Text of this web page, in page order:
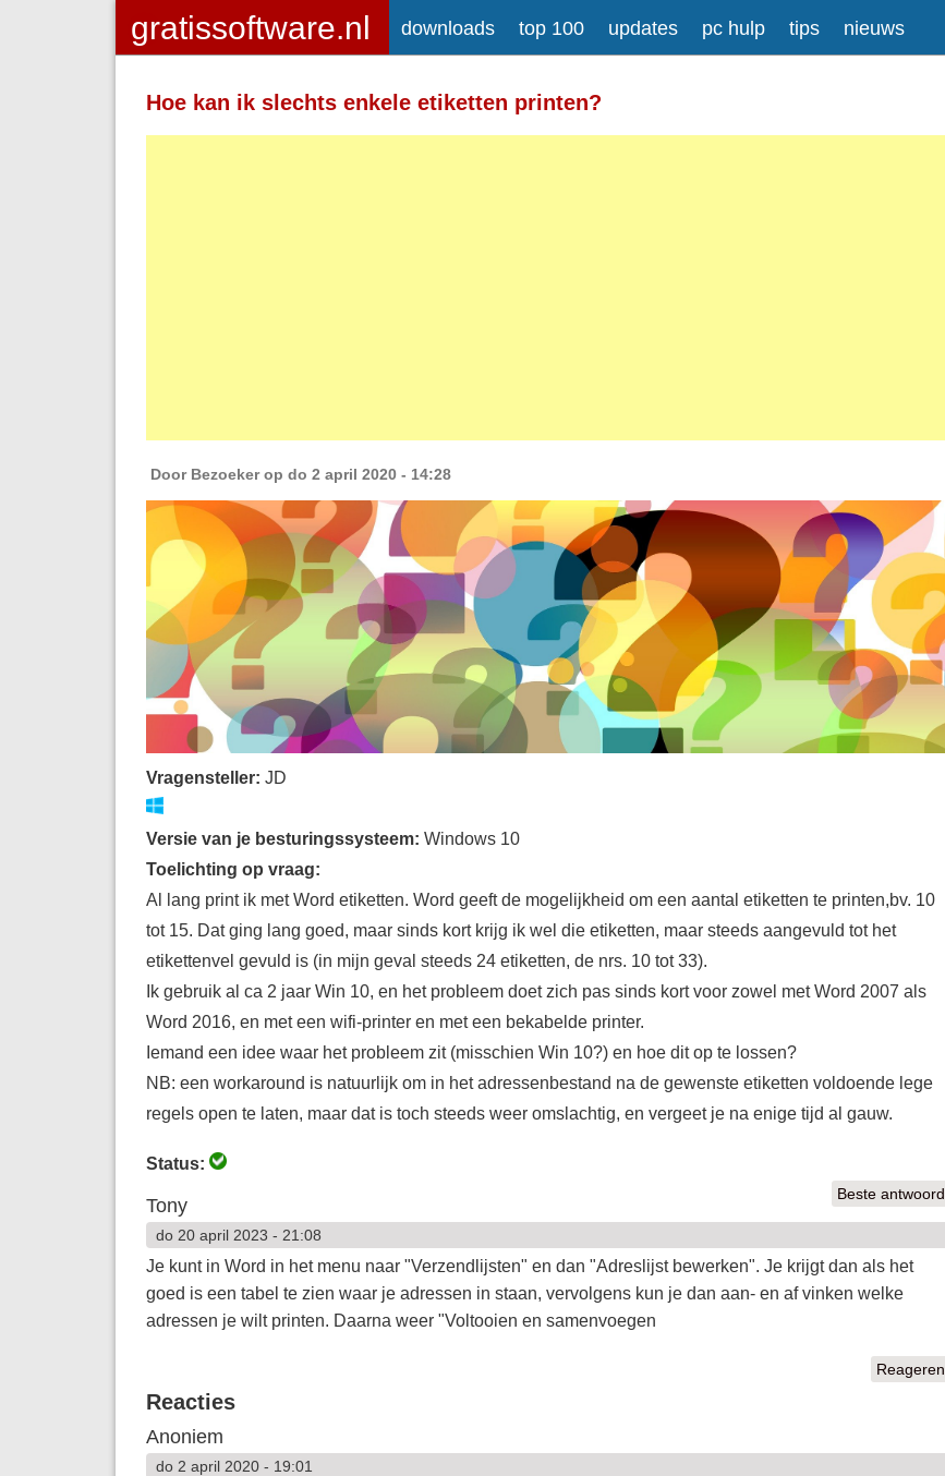
downloads top 100 updates pc hulp tips nieuws
Hoe kan ik slechts enkele etiketten printen?
Door Bezoekerop do 2 april 2020 - 14:28
Vragensteller: JD
Versie van je besturingssysteem: Windows 10
Toelichting op vraag:
Al lang print ik met Word etiketten. Word geeft de mogelijkheid om een aantal etiketten te printen,bv. 10
tot 15. Dat ging lang goed, maar sinds kort krijg ik wel die etiketten, maar steeds aangevuld tot het
etikettenvel gevuld is (in mijn geval steeds 24 etiketten, de nrs. 10 tot 33).
Ik gebruik al ca 2 jaar Win 10, en het probleem doet zich pas sinds kort voor zowel met Word 2007 als
Word 2016, en met een wifi-printer en met een bekabelde printer.
Iemand een idee waar het probleem zit (misschien Win 10?) en hoe dit op te lossen?
NB: een workaround is natuurlijk om in het adressenbestand na de gewenste etiketten voldoende lege
regels open te laten, maar dat is toch steeds weer omslachtig, en vergeet je na enige tijd al gauw.
Status:
Beste antwoord
Tony
do 20 april 2023 - 21:08
Je kunt in Word in het menu naar "Verzendlijsten" en dan "Adreslijst bewerken". Je krijgt dan als het
goed is een tabel te zien waar je adressen in staan, vervolgens kun je dan aan- en af vinken welke
adressen je wilt printen. Daarna weer "Voltooien en samenvoegen
Reageren
Reacties
Anoniem
do 2 april 2020 - 19:01
Meer informatie over tekstopmaak
Toegelaten HTML-tags: <a> <em>
<strong> <br> <br /> <i> <b> <p>